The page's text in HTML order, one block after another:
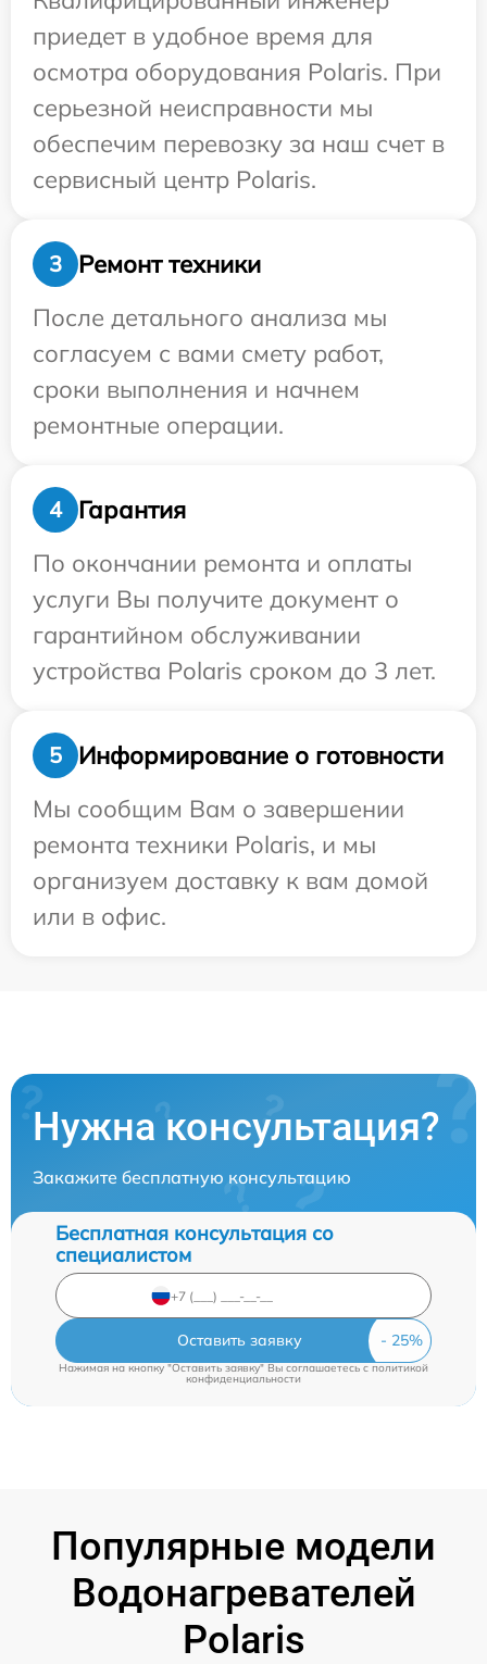
приедет в удобное время для
осмотра оборудования Polaris. При
серьезной неисправности мы
обеспечим перевозку за наш счет в
сервисный центр Polaris.
3
Ремонт техники
После детального анализа мы
согласуем с вами смету работ,
сроки выполнения и начнем
ремонтные операции.
4
Гарантия
По окончании ремонта и оплаты
услуги Вы получите документ о
гарантийном обслуживании
устройства Polaris сроком до 3 лет.
5
Информирование о готовности
Мы сообщим Вам о завершении
ремонта техники Polaris, и мы
организуем доставку к вам домой
или в офис.
Нужна консультация?
Закажите бесплатную консультацию
Бесплатная консультация со
специалистом
Оставить заявку
Нажимая на кнопку "Оставить заявку" Вы соглашаетесь cполитикой
конфиденциальности
Популярные модели
Водонагревателей
Polaris